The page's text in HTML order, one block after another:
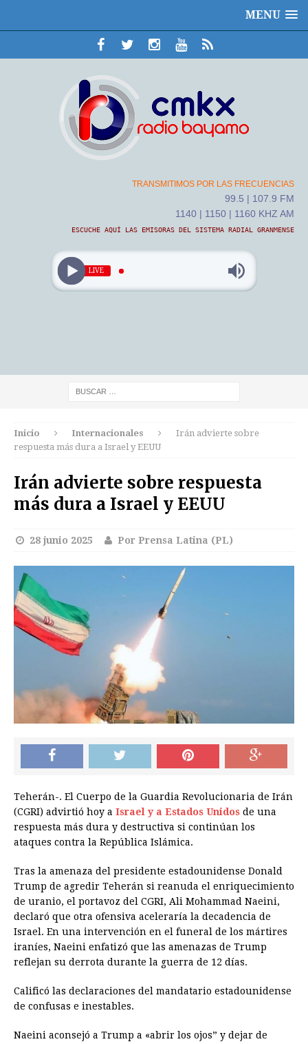
MENU
TRANSMITIMOS POR LAS FRECUENCIAS
99.5 | 107.9 FM
1140 | 1150 | 1160 KHZ AM
ESCUCHE AQUÍ LAS EMISORAS DEL SISTEMA RADIAL GRANMENSE
LIVE
Inicio Internacionales
Irán advierte sobre
respuesta más dura a Israel y EEUU
Irán advierte sobre respuesta
más dura a Israel y EEUU
28 junio 2025 Por Prensa Latina (PL)
Teherán-. El Cuerpo de la Guardia Revolucionaria de Irán
(CGRI) advirtió hoy a Israel y a Estados Unidos de una
respuesta más dura y destructiva si continúan los
ataques contra la República Islámica.
Tras la amenaza del presidente estadounidense Donald
Trump de agredir Teherán si reanuda el enriquecimiento
de uranio, el portavoz del CGRI, Ali Mohammad Naeini,
declaró que otra ofensiva aceleraría la decadencia de
Israel. En una intervención en el funeral de los mártires
iraníes, Naeini enfatizó que las amenazas de Trump
reflejan su derrota durante la guerra de 12 días.
Calificó las declaraciones del mandatario estadounidense
de confusas e inestables.
Naeini aconsejó a Trump a «abrir los ojos” y dejar de